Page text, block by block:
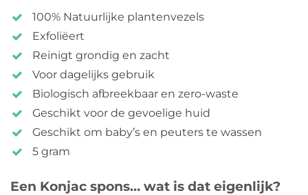
100% Natuurlijke plantenvezels
Exfoliëert
Reinigt grondig en zacht
Voor dagelijks gebruik
Biologisch afbreekbaar en zero-waste
Geschikt voor de gevoelige huid
Geschikt om baby’s en peuters te wassen
5 gram
Een Konjac spons… wat is dat eigenlijk?